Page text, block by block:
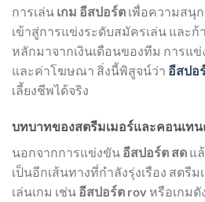
การเล่น เกม อีสปอร์ต เพื่อความสนุ
เข้าสู่การแข่งระดับสมัครเล่น และ
หลักมาจากเงินเดือนของทีม การแ
และค่าโฆษณา สิ่งนี้พิสูจน์ว่า อีสปอ
เลี้ยงชีพได้จริง
บทบาทของสตรีมเมอร์และคอนเทน
นอกจากการแข่งขัน อีสปอร์ต สด แ
เป็นอีกเส้นทางที่กำลังรุ่งเรือง สตรี
เล่นเกม เช่น อีสปอร์ต rov หรือเกมดั